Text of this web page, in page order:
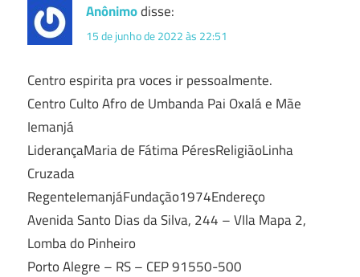
Anônimodisse:
15 de junho de 2022 às 22:51
Centro espirita pra voces ir pessoalmente.
Centro Culto Afro de Umbanda Pai Oxalá e Mãe
Iemanjá
LiderançaMaria de Fátima PéresReligiãoLinha
Cruzada
RegenteIemanjáFundação1974Endereço
Avenida Santo Dias da Silva, 244 – VIla Mapa 2,
Lomba do Pinheiro
Porto Alegre – RS – CEP 91550-500